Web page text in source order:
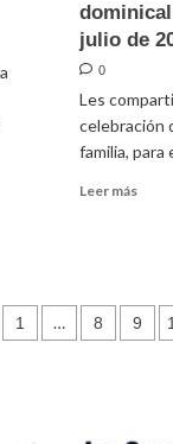
julio de
0
Les
celebración
familia, para
Leer más
1 … 8 9